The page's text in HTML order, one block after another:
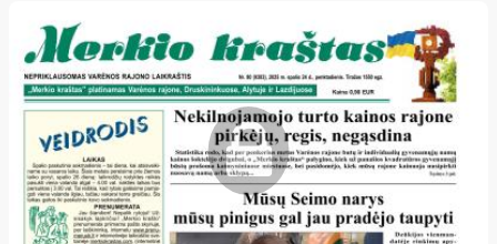
sveikatai?; Seimas papildė atmintinų dienų sąrašą